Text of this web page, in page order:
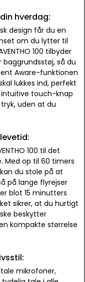
hverdag:
design får du en
om du lytter til
100 tilbyder
så du
Aware-funktionen
lukkes ind, perfekt
intuitive touch-knap
uden at du
100 til det
Med op til 60 timers
du stole på at
på lange flyrejser
blot 15 minutters
sikrer, at du hurtigt
beskytter
kompakte størrelse
mikrofoner,